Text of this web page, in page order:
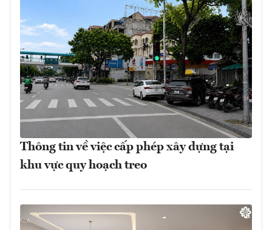
Thông tin về việc cấp phép xây dựng tại
khu vực quy hoạch treo